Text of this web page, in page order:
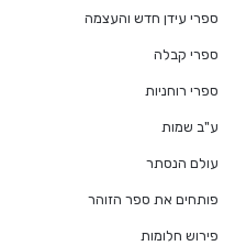
ספרי עידן חדש והעצמה
ספרי קבלה
ספרי רוחניות
ע"ב שמות
עולם הנסתר
פותחים את ספר הזוהר
פירוש חלומות